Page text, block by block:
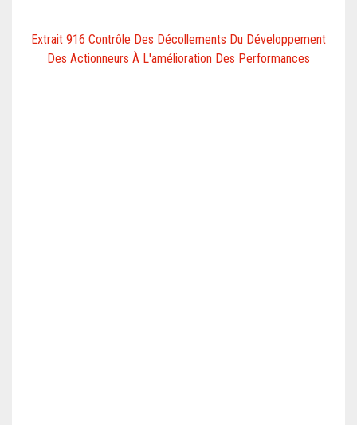
Extrait 916 Contrôle Des Décollements Du Développement
Des Actionneurs À L'amélioration Des Performances